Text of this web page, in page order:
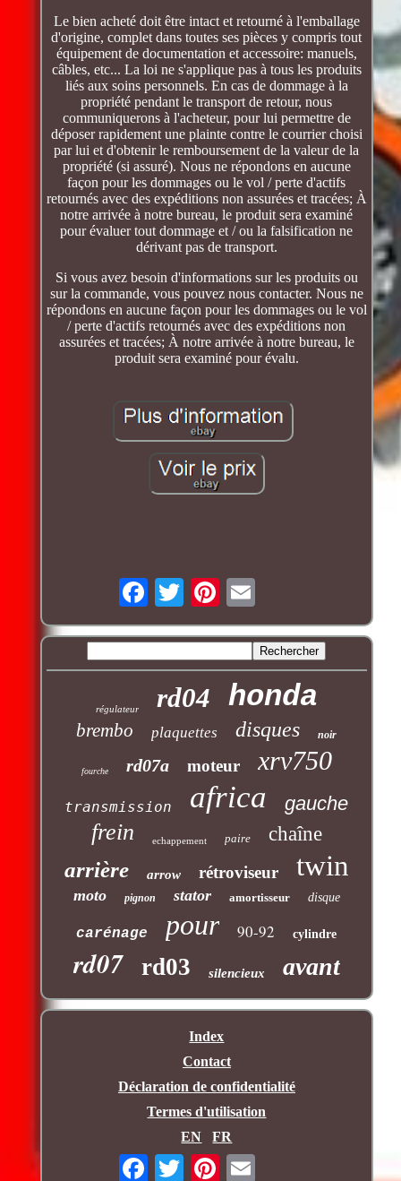
Le bien acheté doit être intact et retourné à l'emballage
d'origine, complet dans toutes ses pièces y compris tout
équipement de documentation et accessoire: manuels,
câbles, etc... La loi ne s'applique pas à tous les produits
liés aux soins personnels. En cas de dommage à la
propriété pendant le transport de retour, nous
communiquerons à l'acheteur, pour lui permettre de
déposer rapidement une plainte contre le courrier choisi
par lui et d'obtenir le remboursement de la valeur de la
propriété (si assuré). Nous ne répondons en aucune
façon pour les dommages ou le vol / perte d'actifs
retournés avec des expéditions non assurées et tracées; À
notre arrivée à notre bureau, le produit sera examiné
pour évaluer tout dommage et / ou la falsification ne
dérivant pas de transport.
Si vous avez besoin d'informations sur les produits ou
sur la commande, vous pouvez nous contacter. Nous ne
répondons en aucune façon pour les dommages ou le vol
/ perte d'actifs retournés avec des expéditions non
assurées et tracées; À notre arrivée à notre bureau, le
produit sera examiné pour évalu.
régulateur rd04 honda
brembo plaquettes disques noir
fourche rd07a moteur xrv750
transmission africa gauche
frein echappement paire chaîne
arrière arrow rétroviseur twin
moto pignon stator amortisseur disque
carénage pour 90-92 cylindre
rd07 rd03 silencieux avant
Index
Contact
Déclaration de confidentialité
Termes d'utilisation
EN
FR